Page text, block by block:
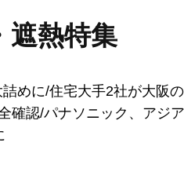
遮熱特集
めに/住宅大手2社が大阪
確認/パナソニック、アジ